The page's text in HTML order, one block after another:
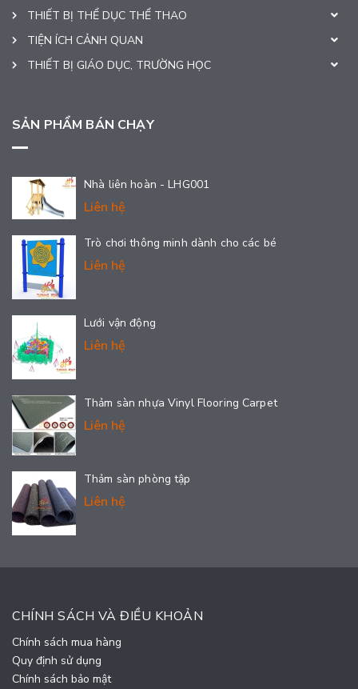
THIẾT BỊ THỂ DỤC THỂ THAO
TIỆN ÍCH CẢNH QUAN
THIẾT BỊ GIÁO DỤC, TRƯỜNG HỌC
SẢN PHẨM BÁN CHẠY
Nhà liên hoàn - LHG001
Liên hệ
Trò chơi thông minh dành cho các bé
Liên hệ
Lưới vận động
Liên hệ
Thảm sàn nhựa Vinyl Flooring Carpet
Liên hệ
Thảm sàn phòng tập
Liên hệ
CHÍNH SÁCH VÀ ĐIỀU KHOẢN
Chính sách mua hàng
Quy định sử dụng
Chính sách bảo mật